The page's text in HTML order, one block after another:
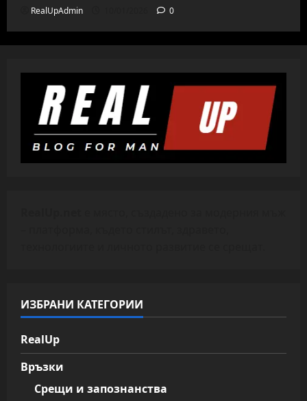
RealUpAdmin 0
ИЗБРАНИ КАТЕГОРИИ
RealUp
Връзки
Срещи и запознанства